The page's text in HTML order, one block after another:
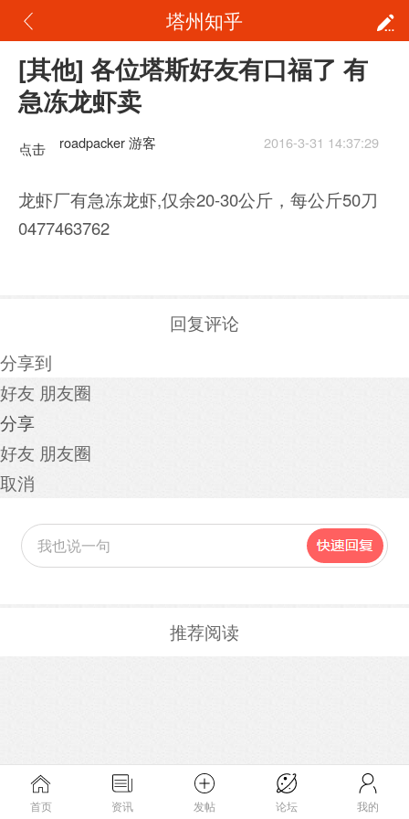
塔州知乎
[其他] 各位塔斯好友有口福了 有
急冻龙虾卖
点击
加载
roadpacker 游客 2016-3-31 14:37:29
龙虾厂有急冻龙虾,仅余20-30公斤，每公斤50刀
0477463762
回复评论
分享到
好友 朋友圈
分享
好友 朋友圈
取消
推荐阅读
首页 资讯 发帖 论坛 我的